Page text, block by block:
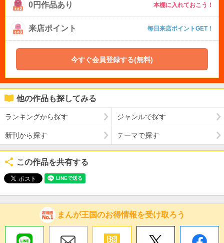
0円作品あり 本棚に入れておこう！
来店ポイント 毎日来店ポイントGET！
今すぐ会員登録する(無料)
他の作品も探してみる
ランキングから探す ジャンルで探す
新刊から探す テーマで探す
この作品を共有する
まんが王国のお得情報を受け取ろう